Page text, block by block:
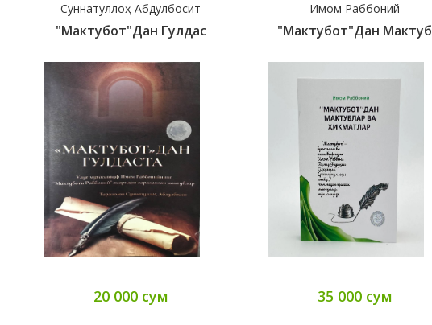
Суннатуллоҳ Абдулбосит
"Мактубот"дан Гулдас
20 000 сум
Имом Раббоний
"Мактубот"дан Мактуб
35 000 сум